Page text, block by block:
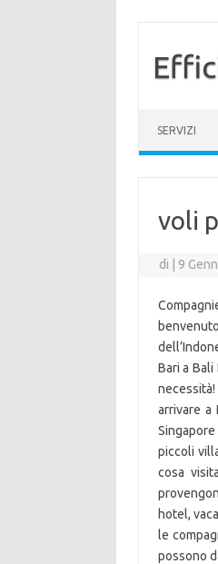
SERVIZI
voli
di 9
Bari a
arrivare
piccoli
cosa
hotel,
le
possono